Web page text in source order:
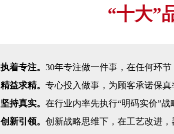
“十大”
执着专注。30年专注做一件事，在任何环节
精益求精。专心投入做事，为顾客承诺保真
坚持真实。在行业内率先执行“明码实价”战
创新引领。创新战略思维下，在工艺改进